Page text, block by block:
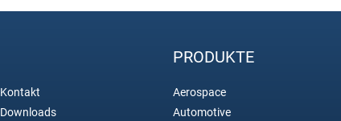
Kontakt
Downloads
PRODUKTE
Aerospace
Automotive